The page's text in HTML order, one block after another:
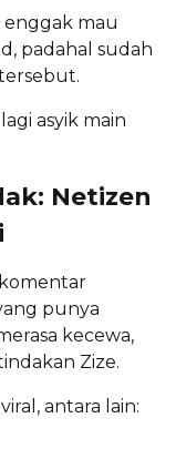
enggak mau
padahal sudah
asyik main
Netizen
punya
kecewa,
Zize.
antara lain: